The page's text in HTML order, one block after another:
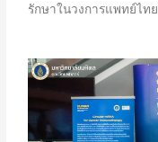
รักษาในวงการแพทย์ไทย